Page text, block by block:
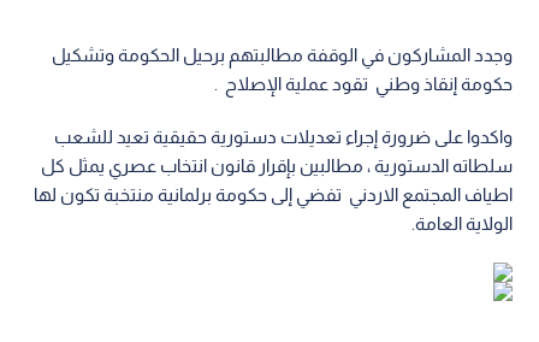
وجدد المشاركون في الوقفة مطالبتهم برحيل الحكومة وتشكيل
حكومة إنقاذ وطني تقود عملية الإصلاح .
واكدوا على ضرورة إجراء تعديلات دستورية حقيقية تعيد للشعب
سلطاته الدستورية ، مطالبين بإقرار قانون انتخاب عصري يمثل كل
اطياف المجتمع الاردني تفضي إلى حكومة برلمانية منتخبة تكون لها
الولاية العامة.